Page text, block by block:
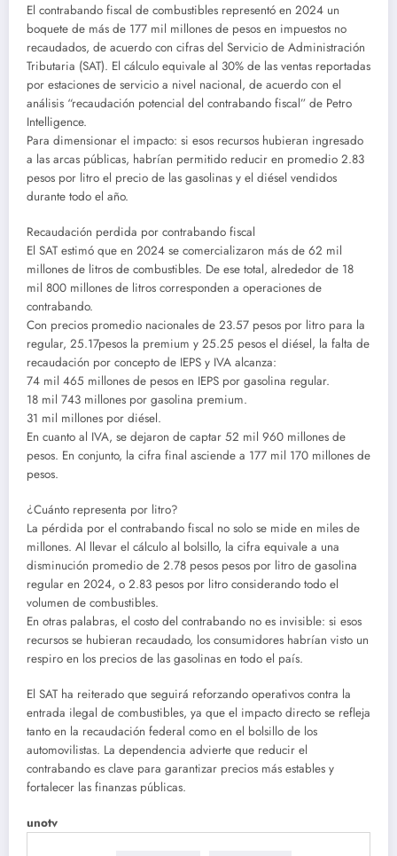
El contrabando fiscal de combustibles representó en 2024 un
boquete de más de 177 mil millones de pesos en impuestos no
recaudados, de acuerdo con cifras del Servicio de Administración
Tributaria (SAT). El cálculo equivale al 30% de las ventas reportadas
por estaciones de servicio a nivel nacional, de acuerdo con el
análisis “recaudación potencial del contrabando fiscal” de Petro
Intelligence.
Para dimensionar el impacto: si esos recursos hubieran ingresado
a las arcas públicas, habrían permitido reducir en promedio 2.83
pesos por litro el precio de las gasolinas y el diésel vendidos
durante todo el año.
Recaudación perdida por contrabando fiscal
El SAT estimó que en 2024 se comercializaron más de 62 mil
millones de litros de combustibles. De ese total, alrededor de 18
mil 800 millones de litros corresponden a operaciones de
contrabando.
Con precios promedio nacionales de 23.57 pesos por litro para la
regular, 25.17pesos la premium y 25.25 pesos el diésel, la falta de
recaudación por concepto de IEPS y IVA alcanza:
74 mil 465 millones de pesos en IEPS por gasolina regular.
18 mil 743 millones por gasolina premium.
31 mil millones por diésel.
En cuanto al IVA, se dejaron de captar 52 mil 960 millones de
pesos. En conjunto, la cifra final asciende a 177 mil 170 millones de
pesos.
¿Cuánto representa por litro?
La pérdida por el contrabando fiscal no solo se mide en miles de
millones. Al llevar el cálculo al bolsillo, la cifra equivale a una
disminución promedio de 2.78 pesos pesos por litro de gasolina
regular en 2024, o 2.83 pesos por litro considerando todo el
volumen de combustibles.
En otras palabras, el costo del contrabando no es invisible: si esos
recursos se hubieran recaudado, los consumidores habrían visto un
respiro en los precios de las gasolinas en todo el país.
El SAT ha reiterado que seguirá reforzando operativos contra la
entrada ilegal de combustibles, ya que el impacto directo se refleja
tanto en la recaudación federal como en el bolsillo de los
automovilistas. La dependencia advierte que reducir el
contrabando es clave para garantizar precios más estables y
fortalecer las finanzas públicas.
unotv